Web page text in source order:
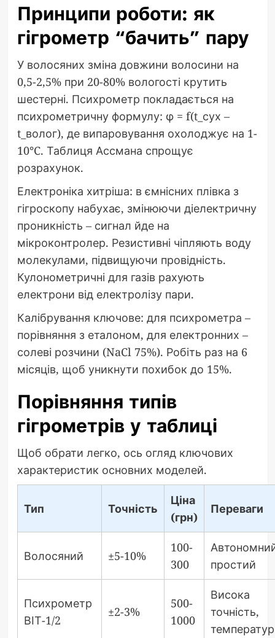
Принципи роботи: як
гігрометр “бачить” пару
У волосяних зміна довжини волосини на
0,5-2,5% при 20-80% вологості крутить
шестерні. Психрометр покладається на
психрометричну формулу: φ = f(t_сух –
t_волог), де випаровування охолоджує на 1-
10°C. Таблиця Ассмана спрощує
розрахунок.
Електроніка хитріша: в ємнісних плівка з
гігроскопу набухає, змінюючи діелектричну
проникність – сигнал йде на
мікроконтролер. Резистивні чіпляють воду
молекулами, підвищуючи провідність.
Кулонометричні для газів рахують
електрони від електролізу пари.
Калібрування ключове: для психрометра –
порівняння з еталоном, для електронних –
солеві розчини (NaCl 75%). Робіть раз на 6
місяців, щоб уникнути похибок до 15%.
Порівняння типів
гігрометрів у таблиці
Щоб обрати легко, ось огляд ключових
характеристик основних моделей.
Тип Точність
Ціна
(грн)
Переваги
Волосяний ±5-10%
100-
300
простий
Психрометр
ВІТ-1/2
±2-3%
500-
1000
Висока
точність,